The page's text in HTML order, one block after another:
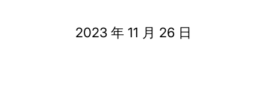
2023 年 11 月 26 日